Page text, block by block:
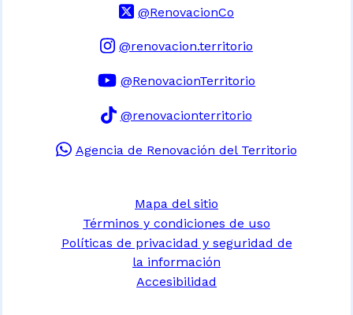
@RenovacionCo
@renovacion.territorio
@RenovacionTerritorio
@renovacionterritorio
Agencia de Renovación del Territorio
Mapa del sitio
Términos y condiciones de uso
Políticas de privacidad y seguridad de
la información
Accesibilidad